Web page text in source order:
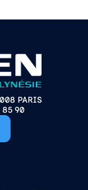
PARIS
85 90